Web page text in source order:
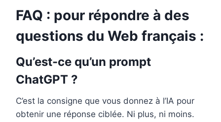
FAQ : pour répondre à des
questions du Web français :
Qu’est-ce qu’un prompt
ChatGPT ?
C’est la consigne que vous donnez à l’IA pour
obtenir une réponse ciblée. Ni plus, ni moins.